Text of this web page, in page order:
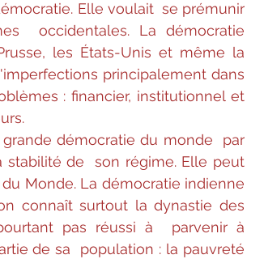
Elle voulait  se prémunir
occidentales. La démocratie
les États-Unis et même la
principalement dans
: financier, institutionnel et
démocratie du monde  par
de  son régime. Elle peut
Monde. La démocratie indienne
connaît surtout la dynastie des
pas réussi à  parvenir à
de sa  population : la pauvreté